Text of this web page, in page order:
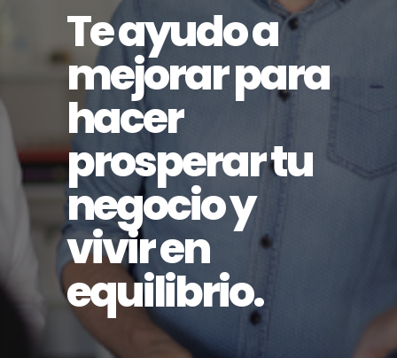
Te ayudo a
mejorar para
hacer
prosperar tu
negocio y
vivir en
equilibrio.